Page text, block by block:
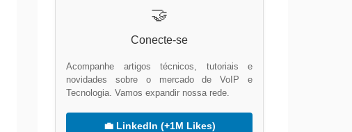
🤝
Conecte-se
Acompanhe artigos técnicos, tutoriais e
novidades sobre o mercado de VoIP e
Tecnologia. Vamos expandir nossa rede.
💼 LinkedIn (+1M Likes)